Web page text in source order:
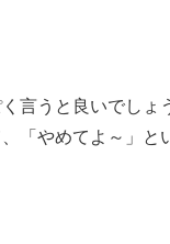
言うと良いでしょ
「やめてよ～」と